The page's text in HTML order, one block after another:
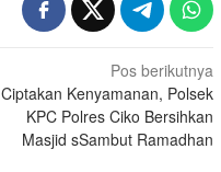
Pos berikutnya
Ciptakan Kenyamanan, Polsek
KPC Polres Ciko Bersihkan
Masjid sSambut Ramadhan